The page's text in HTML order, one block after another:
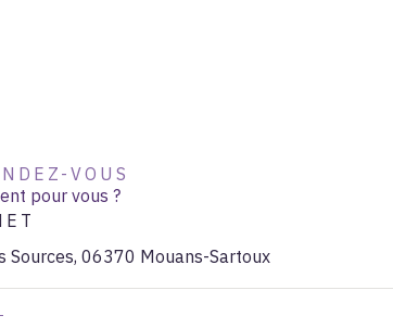
VOUS
pour vous ?
Sources, 06370 Mouans-Sartoux